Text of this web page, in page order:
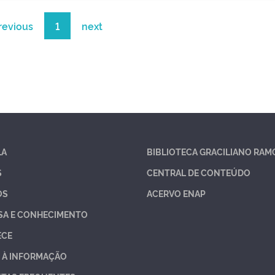
1 next
E CONHECIMENTO
INFORMAÇÃO
BIBLIOTECA GRACILIANO
CENTRAL DE CONTEÚDO
ACERVO ENAP